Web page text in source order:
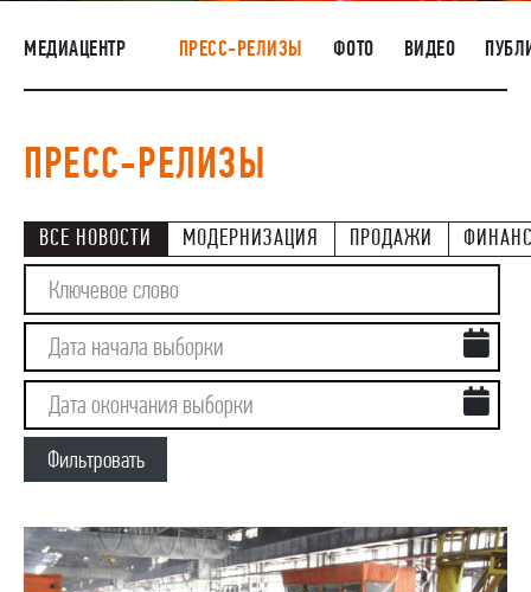
НАШИ ЛЮДИ
ОКРУЖАЮЩАЯ СРЕДА
РАСКРЫТИЕ ИНФОРМАЦИИ
ЗАКУПКИ
МЕДИАЦЕНТР ПРЕСС-РЕЛИЗЫ ФОТО ВИДЕО
ПРЕСС-РЕЛИЗЫ
ВСЕ НОВОСТИ МОДЕРНИЗАЦИЯ ПРОДАЖИ
Фильтровать